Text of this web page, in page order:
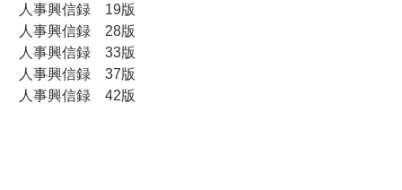
人事興信録 19版
人事興信録 28版
人事興信録 33版
人事興信録 37版
人事興信録 42版